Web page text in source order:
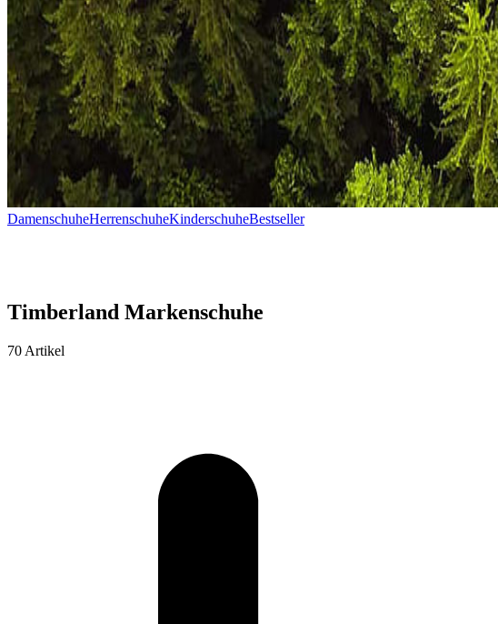
DamenschuheHerrenschuheKinderschuheBestseller
Timberland Markenschuhe
70 Artikel